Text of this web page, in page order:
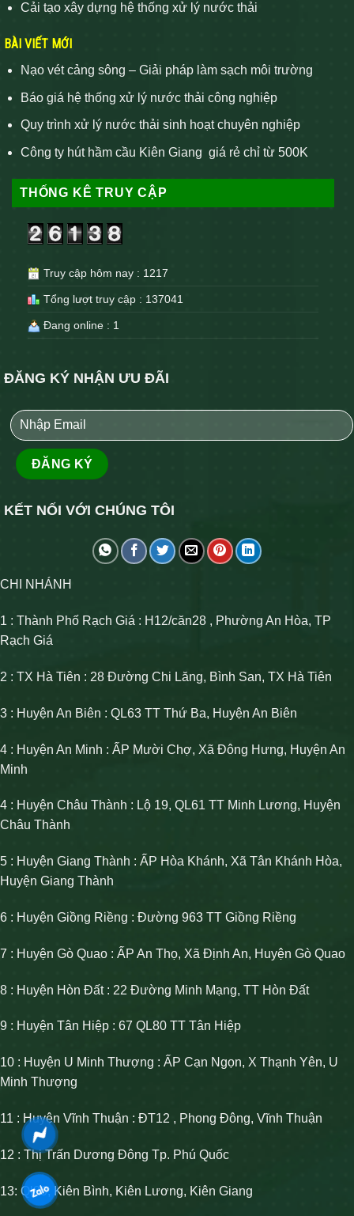
Cải tạo xây dựng hệ thống xử lý nước thải
BÀI VIẾT MỚI
Nạo vét cảng sông – Giải pháp làm sạch môi trường
Báo giá hệ thống xử lý nước thải công nghiệp
Quy trình xử lý nước thải sinh hoạt chuyên nghiệp
Công ty hút hầm cầu Kiên Giang giá rẻ chỉ từ 500K
THỐNG KÊ TRUY CẬP
Truy cập hôm nay : 1217
Tổng lượt truy cập : 137041
Đang online : 1
ĐĂNG KÝ NHẬN ƯU ĐÃI
KẾT NỐI VỚI CHÚNG TÔI
CHI NHÁNH
1 : Thành Phố Rạch Giá : H12/căn28 , Phường An Hòa, TP
Rạch Giá
2 : TX Hà Tiên : 28 Đường Chi Lăng, Bình San, TX Hà Tiên
3 : Huyện An Biên : QL63 TT Thứ Ba, Huyện An Biên
4 : Huyện An Minh : ẤP Mười Chợ, Xã Đông Hưng, Huyện An
Minh
4 : Huyện Châu Thành : Lộ 19, QL61 TT Minh Lương, Huyện
Châu Thành
5 : Huyện Giang Thành : ẤP Hòa Khánh, Xã Tân Khánh Hòa,
Huyện Giang Thành
6 : Huyện Giồng Riềng : Đường 963 TT Giồng Riềng
7 : Huyện Gò Quao : ẤP An Thọ, Xã Định An, Huyện Gò Quao
8 : Huyện Hòn Đất : 22 Đường Minh Mạng, TT Hòn Đất
9 : Huyện Tân Hiệp : 67 QL80 TT Tân Hiệp
10 : Huyện U Minh Thượng : ẤP Cạn Ngọn, X Thạnh Yên, U
Minh Thượng
11 : Huyện Vĩnh Thuận : ĐT12 , Phong Đông, Vĩnh Thuận
12 : Thị Trấn Dương Đông Tp. Phú Quốc
13: Ql80, Kiên Bình, Kiên Lương, Kiên Giang